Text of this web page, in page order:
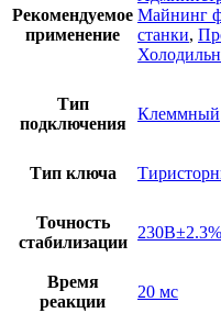
Рекомендуемое
применение
Майнинг
станки,
Тип
подключения
Клеммный
Тип ключа
Точность
стабилизации
230В±2.3%
Время
реакции
20 мс